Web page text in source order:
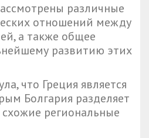
различные
отношений между
а также общее
развитию этих
что Греция является
Болгария разделяет
региональные